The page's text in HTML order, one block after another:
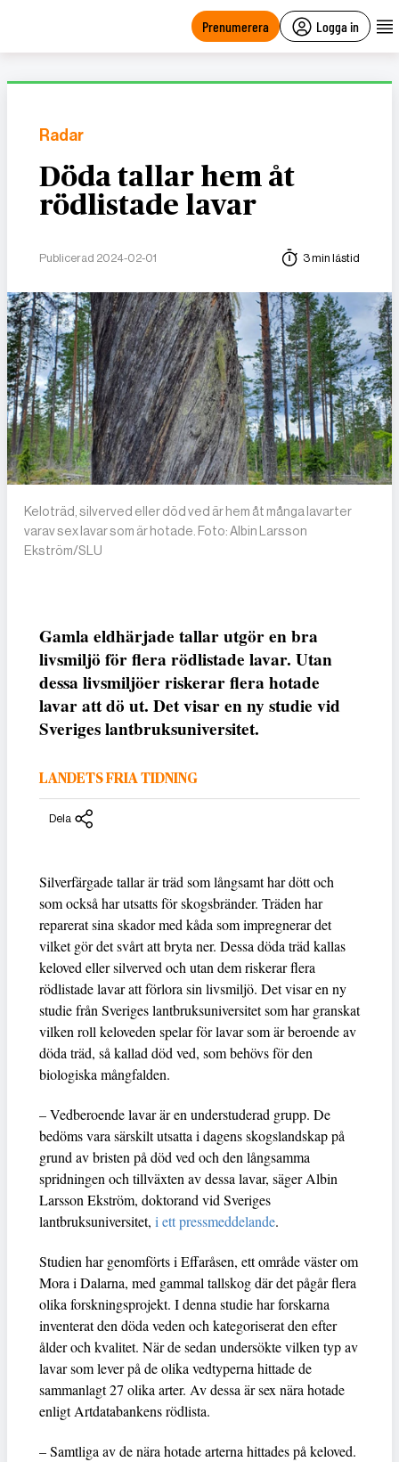
Prenumerera Logga in
Radar
Döda tallar hem åt
rödlistade lavar
Publicerad 2024-02-01 3 min lästid
Keloträd, silverved eller död ved är hem åt många lavarter
varav sex lavar som är hotade. Foto: Albin Larsson
Ekström/SLU
Gamla eldhärjade tallar utgör en bra
livsmiljö för flera rödlistade lavar. Utan
dessa livsmiljöer riskerar flera hotade
lavar att dö ut. Det visar en ny studie vid
Sveriges lantbruksuniversitet.
LANDETS FRIA TIDNING
Dela
Silverfärgade tallar är träd som långsamt har dött och
som också har utsatts för skogsbränder. Träden har
reparerat sina skador med kåda som impregnerar det
vilket gör det svårt att bryta ner. Dessa döda träd kallas
keloved eller silverved och utan dem riskerar flera
rödlistade lavar att förlora sin livsmiljö. Det visar en ny
studie från Sveriges lantbruksuniversitet som har granskat
vilken roll keloveden spelar för lavar som är beroende av
döda träd, så kallad död ved, som behövs för den
biologiska mångfalden.
– Vedberoende lavar är en understuderad grupp. De
bedöms vara särskilt utsatta i dagens skogslandskap på
grund av bristen på död ved och den långsamma
spridningen och tillväxten av dessa lavar, säger Albin
Larsson Ekström, doktorand vid Sveriges
lantbruksuniversitet, i ett pressmeddelande.
Studien har genomförts i Effaråsen, ett område väster om
Mora i Dalarna, med gammal tallskog där det pågår flera
olika forskningsprojekt. I denna studie har forskarna
inventerat den döda veden och kategoriserat den efter
ålder och kvalitet. När de sedan undersökte vilken typ av
lavar som lever på de olika vedtyperna hittade de
sammanlagt 27 olika arter. Av dessa är sex nära hotade
enligt Artdatabankens rödlista.
– Samtliga av de nära hotade arterna hittades på keloved.